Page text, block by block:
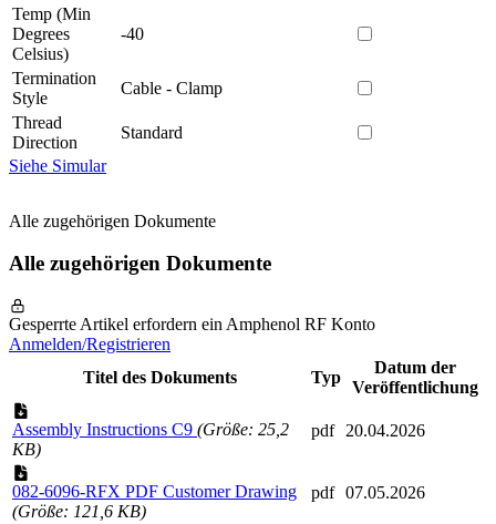
Temp (Min
Degrees
Celsius)
-40
Termination
Style
Cable - Clamp
Thread
Direction
Standard
Siehe Simular
Alle zugehörigen Dokumente
Alle zugehörigen Dokumente
Gesperrte Artikel erfordern ein Amphenol RF Konto
Anmelden/Registrieren
Titel des Dokuments
Typ
Datum der
Veröffentlichung
Assembly Instructions C9 (Größe: 25,2
KB)
pdf 20.04.2026
082-6096-RFX PDF Customer Drawing
(Größe: 121,6 KB)
pdf 07.05.2026